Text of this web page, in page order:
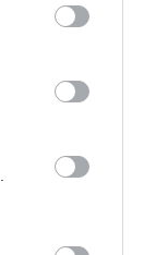
La
qui
en
viande
en